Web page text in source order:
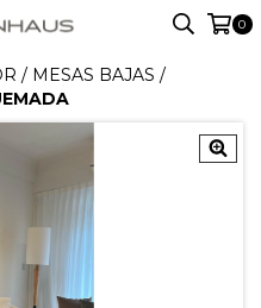
0
/ MESAS BAJAS /